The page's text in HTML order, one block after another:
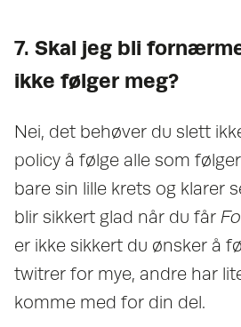
7. Skal jeg bli
ikke følger meg?
Nei, det behøver du slett
policy å følge alle som
bare sin lille krets og klarer
blir sikkert glad når du får
er ikke sikkert du ønsker å
twitrer for mye, andre har
komme med for din del.